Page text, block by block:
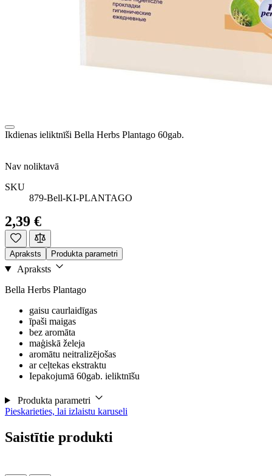
Ikdienas ieliktnīši Bella Herbs Plantago 60gab.
Nav noliktavā
SKU
879-Bell-KI-PLANTAGO
2,39 €
Apraksts Produkta parametri
Apraksts
Bella Herbs Plantago
gaisu caurlaidīgas
īpaši maigas
bez aromāta
maģiskā želeja
aromātu neitralizējošas
ar ceļtekas ekstraktu
Iepakojumā 60gab. ieliktnīšu
Produkta parametri
Pieskarieties, lai izlaistu karuseli
Saistītie produkti